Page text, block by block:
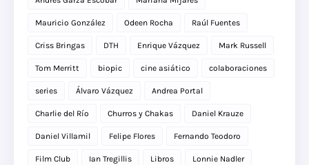
Mauricio González Odeen Rocha Raúl Fuentes
Criss Bringas DTH Enrique Vázquez Mark Russell
Tom Merritt biopic cine asiático colaboraciones
series Álvaro Vázquez Andrea Portal
Charlie del Río Churros y Chakas Daniel Krauze
Daniel Villamil Felipe Flores Fernando Teodoro
Film Club Ian Tregillis Libros Lonnie Nadler